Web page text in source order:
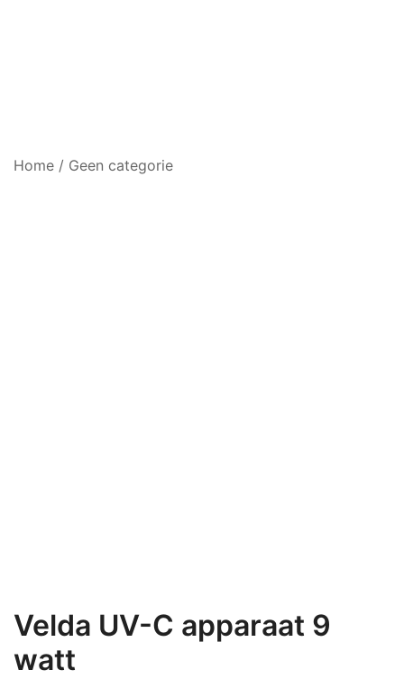
Home / Geen categorie
Velda UV-C apparaat 9
watt